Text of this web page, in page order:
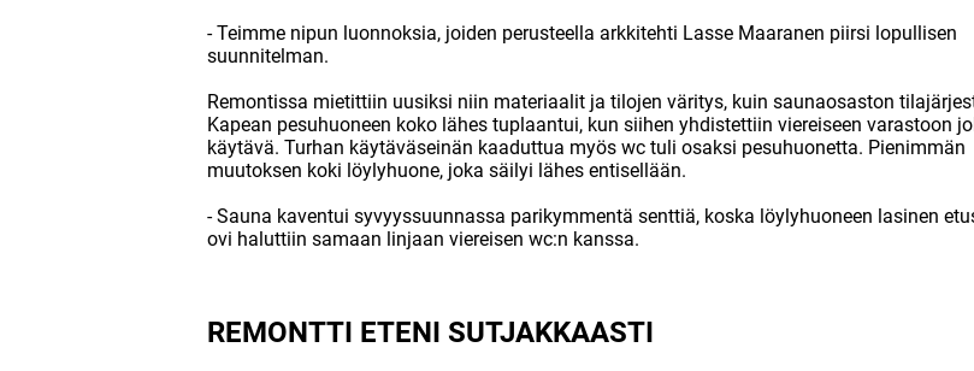
- Teimme nipun luonnoksia, joiden perusteella arkkitehti Lasse Maaranen piirsi lopullisen
suunnitelman.
Remontissa mietittiin uusiksi niin materiaalit ja tilojen väritys, kuin saunaosaston
Kapean pesuhuoneen koko lähes tuplaantui, kun siihen yhdistettiin viereiseen varastoon
käytävä. Turhan käytäväseinän kaaduttua myös wc tuli osaksi pesuhuonetta. Pienimmän
muutoksen koki löylyhuone, joka säilyi lähes entisellään.
- Sauna kaventui syvyyssuunnassa parikymmentä senttiä, koska löylyhuoneen lasinen
ovi haluttiin samaan linjaan viereisen wc:n kanssa.
REMONTTI ETENI SUTJAKKAASTI